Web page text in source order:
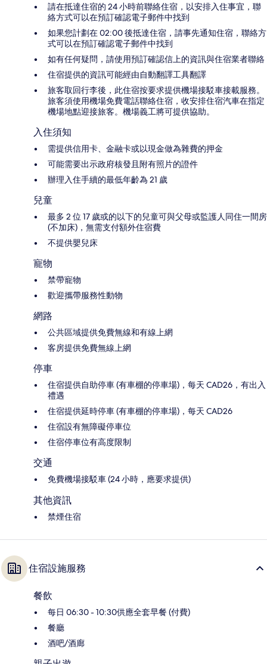
請在抵達住宿的 24 小時前聯絡住宿，以安排入住事宜，聯
絡方式可以在預訂確認電子郵件中找到
如果您計劃在 02:00 後抵達住宿，請事先通知住宿，聯絡方
式可以在預訂確認電子郵件中找到
如有任何疑問，請使用預訂確認信上的資訊與住宿業者聯絡
住宿提供的資訊可能經由自動翻譯工具翻譯
旅客取回行李後，此住宿按要求提供機場接駁車接載服務。
旅客須使用機場免費電話聯絡住宿，收安排住宿汽車在指定
機場地點迎接旅客。機場義工將可提供協助。
入住須知
需提供信用卡、金融卡或以現金做為雜費的押金
可能需要出示政府核發且附有照片的證件
辦理入住手續的最低年齡為 21 歲
兒童
最多 2 位 17 歲或的以下的兒童可與父母或監護人同住一間房
(不加床)，無需支付額外住宿費
不提供嬰兒床
寵物
禁帶寵物
歡迎攜帶服務性動物
網路
公共區域提供免費無線和有線上網
客房提供免費無線上網
停車
住宿提供自助停車 (有車棚的停車場)，每天 CAD26，有出入
禮遇
住宿提供延時停車 (有車棚的停車場)，每天 CAD26
住宿設有無障礙停車位
住宿停車位有高度限制
交通
免費機場接駁車 (24 小時，應要求提供)
其他資訊
禁煙住宿
住宿設施服務
餐飲
每日 06:30 - 10:30供應全套早餐 (付費)
餐廳
酒吧/酒廊